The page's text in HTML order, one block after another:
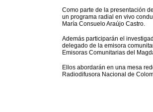
Como parte de la presentación
un programa radial en vivo
María Consuelo Araújo Castro.
Además participarán el
delegado de la emisora
Emisoras Comunitarias del
Ellos abordarán en una mesa
Radiodifusora Nacional de